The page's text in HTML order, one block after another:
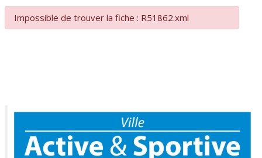
Impossible de trouver la fiche : R51862.xml